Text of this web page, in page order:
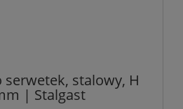
serwetek, stalowy, H
| Stalgast